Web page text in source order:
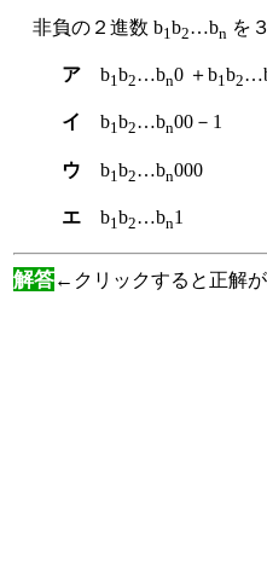
非負の２進数 b1b2…bn を
ア b1b2…bn0 ＋b1b2
イ b1b2…bn00－1
ウ b1 b2…bn000
エ b1 b2…bn1
解答←クリックすると正解